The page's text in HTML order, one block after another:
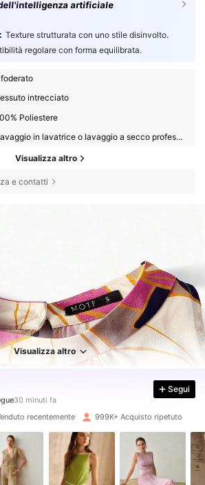
artificiale
Texture strutturata con uno stile disinvolto.
regolare con forma equilibrata.
intrecciato
Poliestere
Lavaggio in lavatrice o lavaggio a secco professionale
Visualizza altro
e contatti
Visualizza altro
navigando
Follower
Segui
recentemente 999K+ Acquisto ripetuto